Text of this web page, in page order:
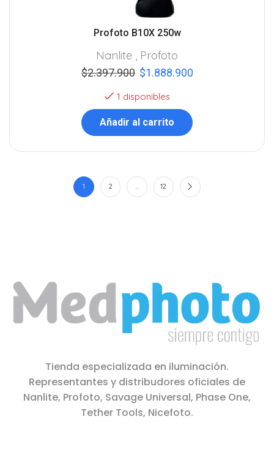
Profoto B10X 250w
Nanlite , Profoto
$2.397.900 $1.888.900
1 disponibles
Añadir al carrito
1 2 … 12
Tienda especializada en iluminación.
Representantes y distribudores oficiales de
Nanlite, Profoto, Savage Universal, Phase One,
Tether Tools, Nicefoto.